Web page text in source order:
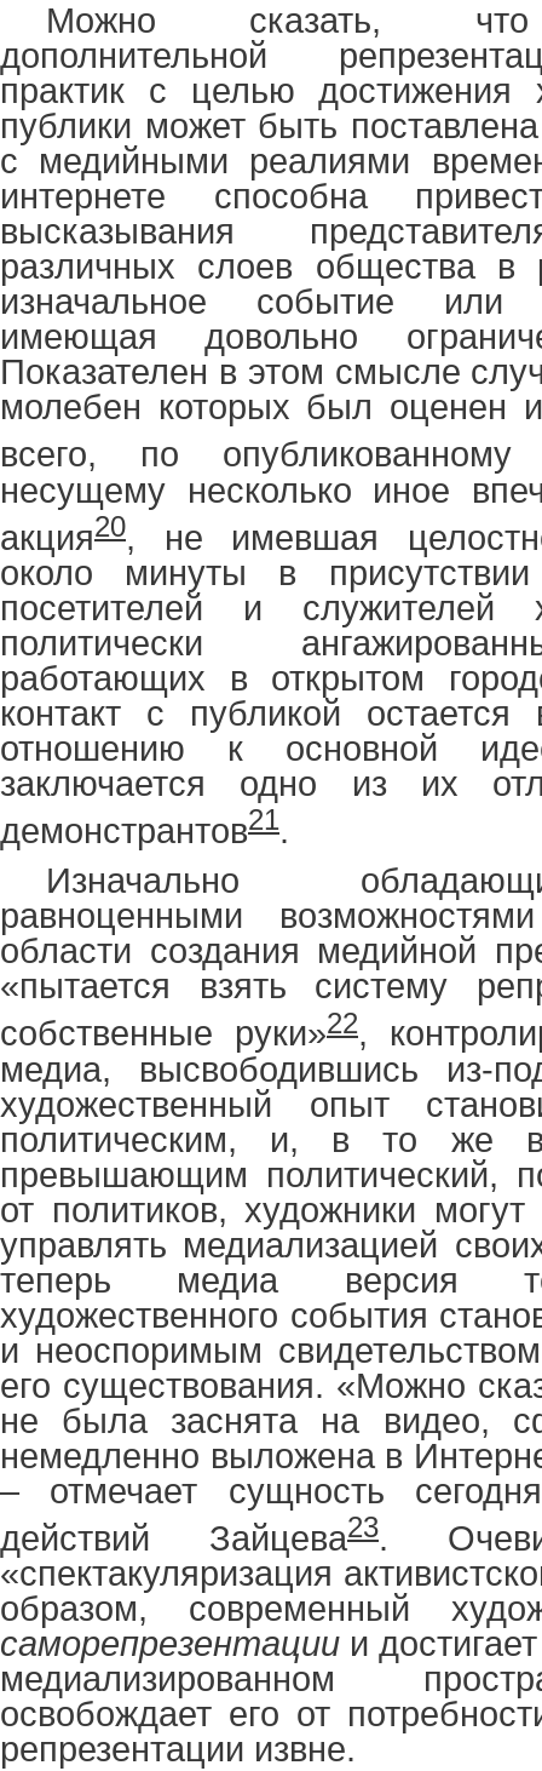
Можно сказать, что
дополнительной
практик с целью достижения
публики может быть
с медийными реалиями
интернете способна
высказывания
различных слоев общества
изначальное событие или
имеющая довольно
Показателен в этом смысле
молебен которых был оценен
всего, по
несущему несколько иное
акция20, не имевшая
около минуты в присутствии
посетителей и
политически
работающих в открытом
контакт с публикой остается
отношению к основной
заключается одно из их
демонстрантов21.
Изначально
равноценными
области создания медийной
«пытается взять систему
собственные руки»22,
медиа, высвободившись из-
художественный опыт
политическим, и, в то же
превышающим политический,
от политиков, художники
управлять медиализацией
теперь медиа версия
художественного события
и неоспоримым
его существования. «Можно
не была заснята на видео,
немедленно выложена в
– отмечает сущность
действий Зайцева23.
«спектакуляризация
образом, современный
саморепрезентации и
медиализированном
освобождает его от
репрезентации извне.